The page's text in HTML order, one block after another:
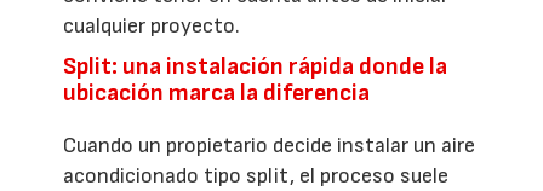
cualquier proyecto.
Split: una instalación rápida donde la
ubicación marca la diferencia
Cuando un propietario decide instalar un aire
acondicionado tipo split, el proceso suele